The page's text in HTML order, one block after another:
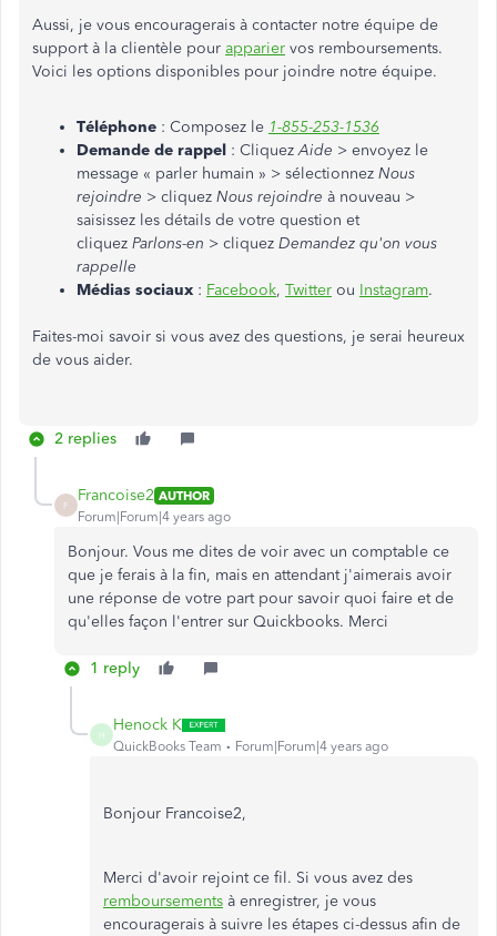
Aussi, je vous encouragerais à contacter notre équipe de
support à la clientèle pour apparier vos remboursements.
Voici les options disponibles pour joindre notre équipe.
Téléphone : Composez le 1-855-253-1536
Demande de rappel : CliquezAide > envoyez le
message « parler humain » > sélectionnez Nous
rejoindre > cliquez Nous rejoindre à nouveau >
saisissez les détails de votre question et
cliquez Parlons-en > cliquez Demandez qu'on vous
rappelle
Médias sociaux : Facebook, Twitter ou Instagram.
Faites-moi savoir si vous avez des questions, je serai heureux
de vous aider.
2 replies
F
Francoise2 AUTHOR
Forum|Forum|4 years ago
Bonjour. Vous me dites de voir avec un comptable ce
que je ferais à la fin, mais en attendant j'aimerais avoir
une réponse de votre part pour savoir quoi faire et de
qu'elles façon l'entrer sur Quickbooks. Merci
1 reply
H
Henock K
QuickBooks Team Forum|Forum|4 years ago
Bonjour Francoise2,
Merci d'avoir rejoint ce fil. Si vous avez des
remboursements à enregistrer, je vous
encouragerais à suivre les étapes ci-dessus afin de